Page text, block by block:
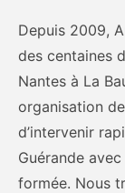
Depuis 2009,
des centaines
Nantes à La
organisation
d’intervenir
Guérande
formée. Nous